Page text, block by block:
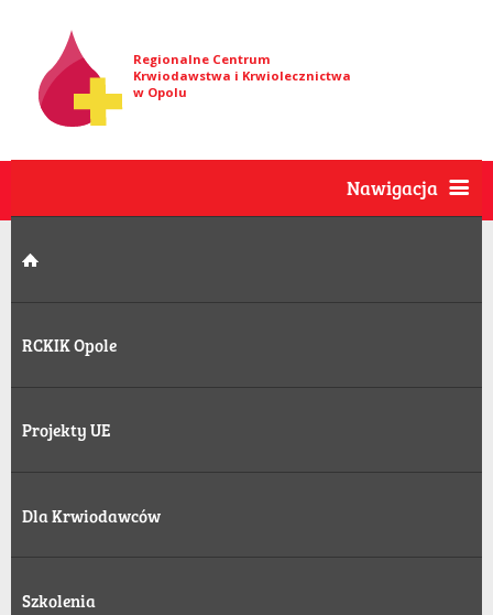
Regionalne Centrum
Krwiodawstwa i Krwiolecznictwa
w Opolu
Nawigacja
RCKIK Opole
Projekty UE
Dla Krwiodawców
Szkolenia